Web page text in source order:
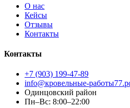
О нас
Кейсы
Отзывы
Контакты
Контакты
+7 (903) 199-47-89
info@кровельные-
Одинцовский район
Пн–Вс: 8:00–22:00